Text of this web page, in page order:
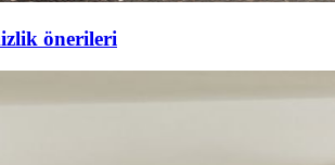
önerileri